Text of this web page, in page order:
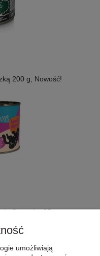
200 g, Nowość!
Saszetka 85 g
umożliwiają